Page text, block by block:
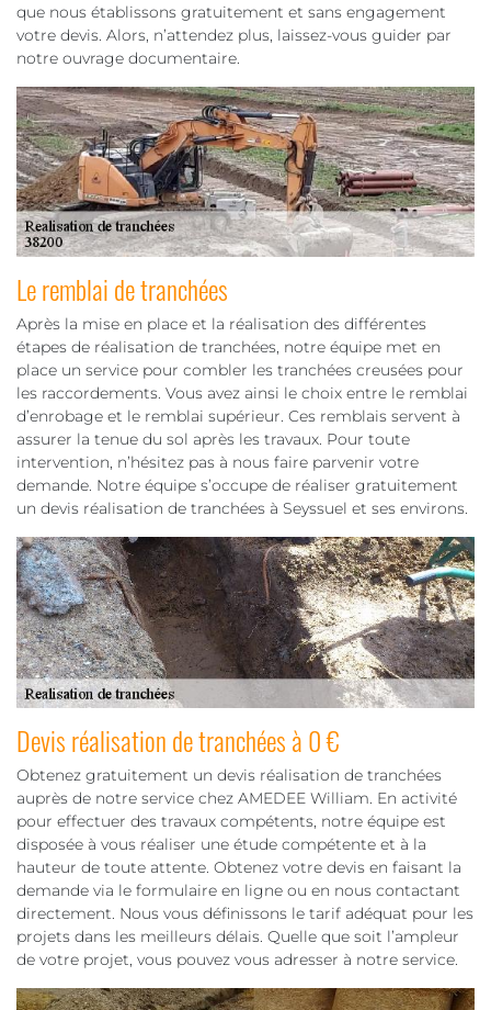
que nous établissons gratuitement et sans engagement
votre devis. Alors, n’attendez plus, laissez-vous guider par
notre ouvrage documentaire.
Le remblai de tranchées
Après la mise en place et la réalisation des différentes
étapes de réalisation de tranchées, notre équipe met en
place un service pour combler les tranchées creusées pour
les raccordements. Vous avez ainsi le choix entre le remblai
d’enrobage et le remblai supérieur. Ces remblais servent à
assurer la tenue du sol après les travaux. Pour toute
intervention, n’hésitez pas à nous faire parvenir votre
demande. Notre équipe s’occupe de réaliser gratuitement
un devis réalisation de tranchées à Seyssuel et ses environs.
Devis réalisation de tranchées à 0 €
Obtenez gratuitement un devis réalisation de tranchées
auprès de notre service chez AMEDEE William. En activité
pour effectuer des travaux compétents, notre équipe est
disposée à vous réaliser une étude compétente et à la
hauteur de toute attente. Obtenez votre devis en faisant la
demande via le formulaire en ligne ou en nous contactant
directement. Nous vous définissons le tarif adéquat pour les
projets dans les meilleurs délais. Quelle que soit l’ampleur
de votre projet, vous pouvez vous adresser à notre service.